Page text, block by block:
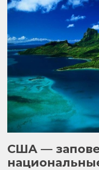
США —